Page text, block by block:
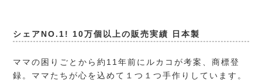
シェアNO.1! 10万個以上の販売実績 日本製
ママの困りごとから約11年前にルカコが考案、商標登
録。ママたちが心を込めて１つ１つ手作りしています。